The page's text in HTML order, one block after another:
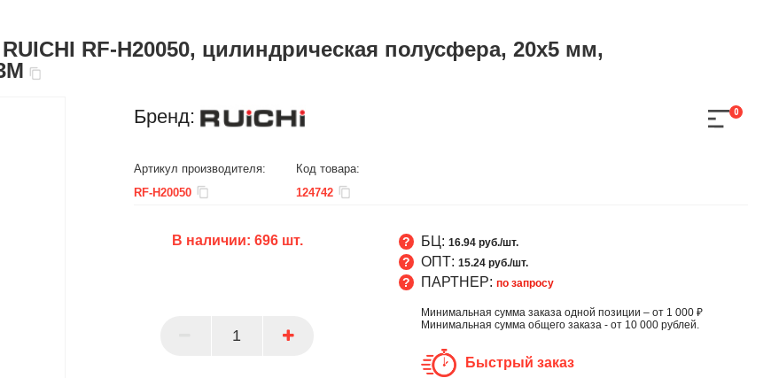
Бренд: 0
Артикул производителя:
RF-H20050
Код товара:
124742
В наличии: 696шт. БЦ: 16.94 руб./шт.
ОПТ: 15.24 руб./шт.
ПАРТНЕР: по запросу
Минимальная сумма заказа одной позиции – от 1 000 ₽
Минимальная сумма общего заказа - от 10 000 рублей.
Быстрый заказ